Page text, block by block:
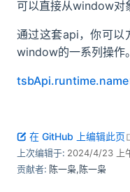
可以直接从window对
通过这套api，你可以
window的一系列操作。
tsbApi.runtime.name
在 GitHub 上编辑此页
上次编辑于: 2024/4/23 上
贡献者: 陈一枭,陈一枭